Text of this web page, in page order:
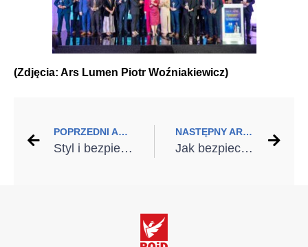
(Zdjęcia: Ars Lumen Piotr Woźniakiewicz)
POPRZEDNI ARTYKUŁ
Styl i bezpieczeństwo: jak łączyć te aspekty przy wyborze drzwi zewnętrznych?
NASTĘPNY ARTYKUŁ
Jak bezpiecznie kupić i zamontować pompę ciepła? 5 niezawodnych rad